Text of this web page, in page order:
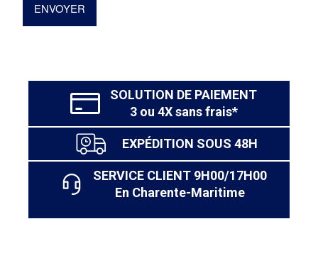
ENVOYER
SOLUTION DE PAIEMENT
3 ou 4X sans frais*
EXPÉDITION SOUS 48H
SERVICE CLIENT 9H00/17H00
En Charente-Maritime